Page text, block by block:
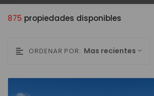
875 propiedades disponibles
ORDENAR POR: Mas recientes